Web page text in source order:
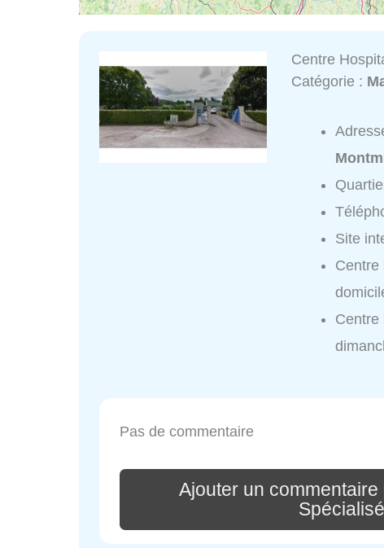
Centre
Catégorie :
Site
Centre
Centre
Pas de commentaire
Ajouter un